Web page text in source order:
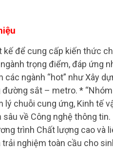
kế để cung cấp kiến thức
trọng điểm, đáp ứng
ngành “hot” như Xây
sắt – metro. *
chuỗi cung ứng, Kinh tế
về Công nghệ thông tin.
trình Chất lượng cao và
nghiệm toàn cầu cho